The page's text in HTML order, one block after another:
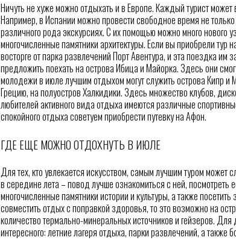
Ничуть не хуже можно отдыхать и в Европе. Каждый турист
Например, в Испании можно провести свободное время не
различного рода экскурсиях. С их помощью можно много нового
многочисленные памятники архитектуры. Если вы приобрели тур
восторге от парка развлечений Порт Авентура, и эта поездка
предложить поехать на острова Ибица и Майорка. Здесь они
молодежи в июле лучшим отдыхом могут служить острова Кипр и
Грецию, на полуостров Халкидики. Здесь множество клубов,
любителей активного вида отдыха имеются различные
спокойного отдыха советуем приобрести путевку на Афон.
ГДЕ ЕЩЕ МОЖНО ОТДОХНУТЬ В ИЮЛЕ
Для тех, кто увлекается искусством, самым лучшим туром может
в середине лета – повод лучше ознакомиться с ней,
многочисленные памятники истории и культуры, а также
совместить отдых с поправкой здоровья, то это возможно на
количество термально-минеральных источников и гейзеров. Для
интересного: летние лагеря отдыха, парки развлечений, а также